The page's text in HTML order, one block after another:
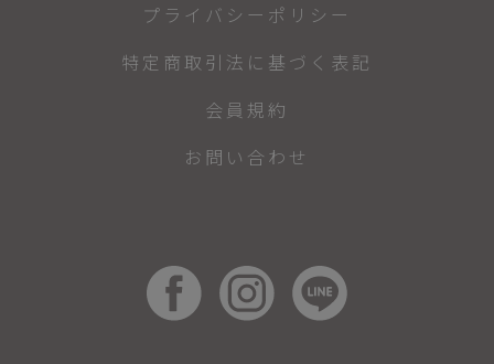
プライバシーポリシー
特定商取引法に基づく表記
会員規約
お問い合わせ